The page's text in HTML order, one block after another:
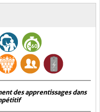
des apprentissages dans